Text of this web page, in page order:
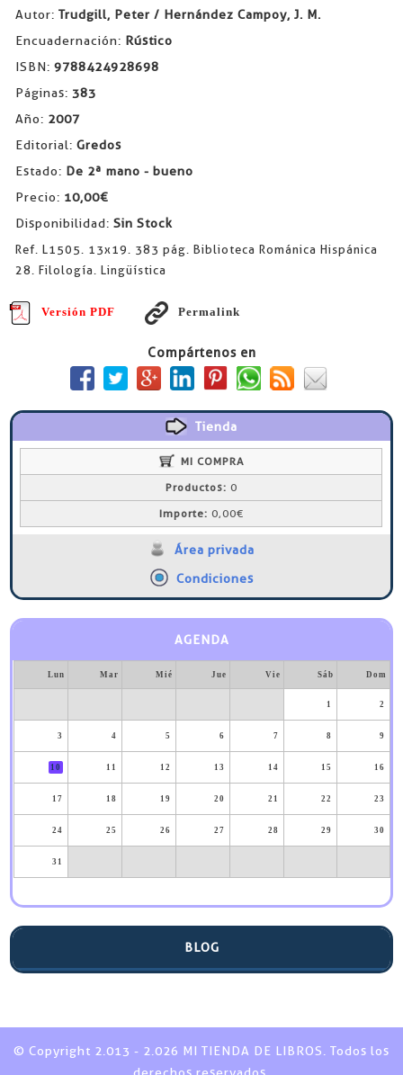
Autor: Trudgill, Peter / Hernández Campoy, J. M.
Encuadernación: Rústico
ISBN: 9788424928698
Páginas: 383
Año: 2007
Editorial: Gredos
Estado: De 2ª mano - bueno
Precio: 10,00€
Disponibilidad: Sin Stock
Ref. L1505. 13x19. 383 pág. Biblioteca Románica Hispánica
28. Filología. Lingüística
Versión PDF Permalink
Compártenos en
Tienda
MI COMPRA
Productos: 0
Importe: 0,00€
Área privada
Condiciones
AGENDA
Lun Mar Mié Jue Vie Sáb Dom
1 2
3 4 5 6 7 8 9
10 11 12 13 14 15 16
17 18 19 20 21 22 23
24 25 26 27 28 29 30
31
BLOG
© Copyright 2.013 - 2.026 MI TIENDA DE LIBROS. Todos los